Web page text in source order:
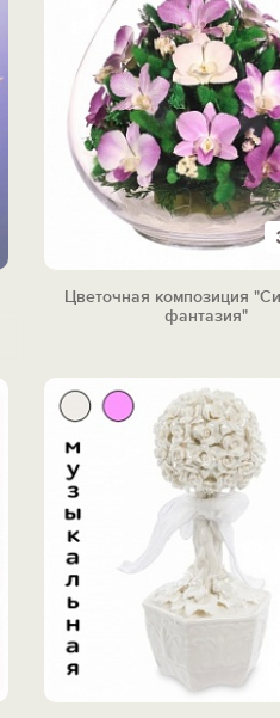
Цветочная композиция
фантазия"